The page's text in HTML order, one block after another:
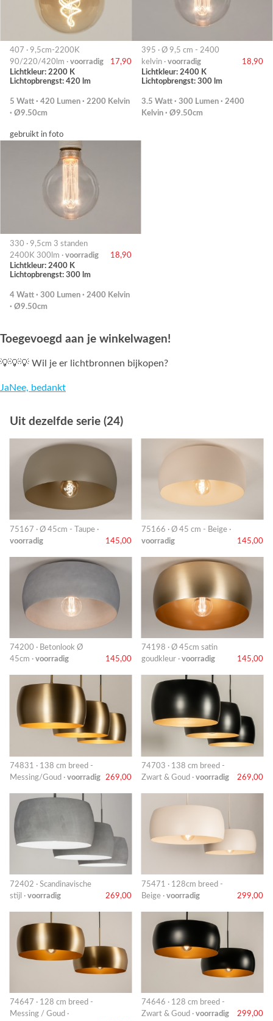
407 · 9,5cm-2200K
90/220/420lm · voorradig
17,90
Lichtkleur: 2200 K
Lichtopbrengst: 420 lm
5 Watt · 420 Lumen · 2200 Kelvin
· Ø9.50cm
395 · Ø 9,5 cm - 2400
kelvin · voorradig
18,90
Lichtkleur: 2400 K
Lichtopbrengst: 300 lm
3.5 Watt · 300 Lumen · 2400
Kelvin · Ø9.50cm
gebruikt in foto
330 · 9,5cm 3 standen
2400K 300lm · voorradig
18,90
Lichtkleur: 2400 K
Lichtopbrengst: 300 lm
4 Watt · 300 Lumen · 2400 Kelvin
· Ø9.50cm
Toegevoegd aan je winkelwagen!
💡💡💡 Wil je er lichtbronnen bijkopen?
JaNee, bedankt
Uit dezelfde serie (24)
75167 · Ø 45cm - Taupe ·
voorradig
145,00
75166 · Ø 45 cm - Beige ·
voorradig
145,00
74200 · Betonlook Ø
45cm · voorradig 145,00
74198 · Ø 45cm satin
goudkleur · voorradig 145,00
74831 · 138 cm breed -
Messing/Goud · voorradig 269,00
74703 · 138 cm breed -
Zwart & Goud · voorradig 269,00
72402 · Scandinavische
stijl · voorradig 269,00
75471 · 128cm breed -
Beige · voorradig 299,00
74647 · 128 cm breed -
Messing / Goud ·
74646 · 128 cm breed -
Zwart & Goud · voorradig 299,00